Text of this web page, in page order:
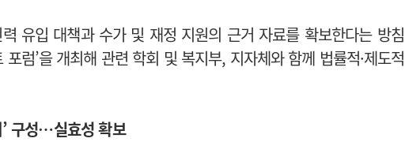
유입 대책과 수가 및 재정 지원의 근거 자료를 확보한다는 방침
포럼’을 개최해 관련 학회 및 복지부, 지자체와 함께 법률적·제도적
구성…실효성 확보